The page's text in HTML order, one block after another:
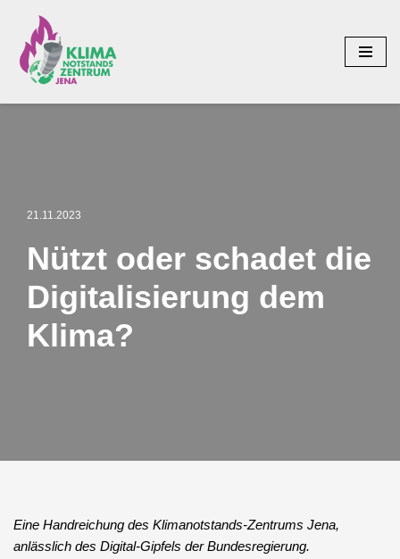
Zum
Inhalt
21.11.2023
Nützt oder schadet die
Digitalisierung dem
Klima?
Eine Handreichung des Klimanotstands-Zentrums Jena,
anlässlich des Digital-Gipfels der Bundesregierung.